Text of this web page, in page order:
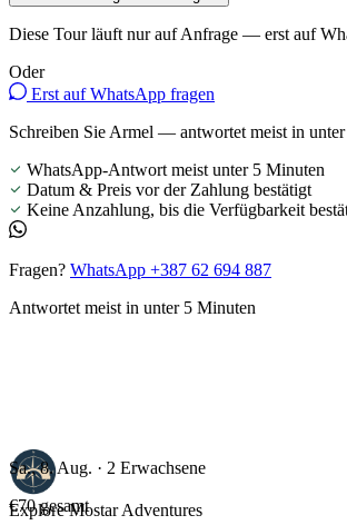
Diese Tour läuft nur auf Anfrage — erst auf
Oder
Erst auf WhatsApp fragen
Schreiben Sie Armel — antwortet meist in
WhatsApp-Antwort meist unter 5 Minuten
Datum & Preis vor der Zahlung bestätigt
Keine Anzahlung, bis die Verfügbarkeit
Fragen? WhatsApp +387 62 694 887
Antwortet meist in unter 5 Minuten
Sa., 8. Aug. · 2 Erwachsene
€70 gesamt
Explore MostarAdventures